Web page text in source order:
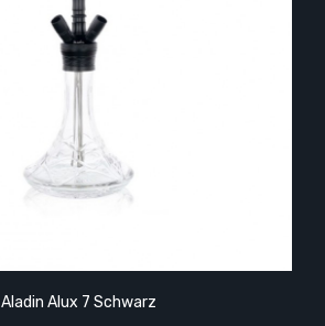
Aladin Alux 7 Schwarz